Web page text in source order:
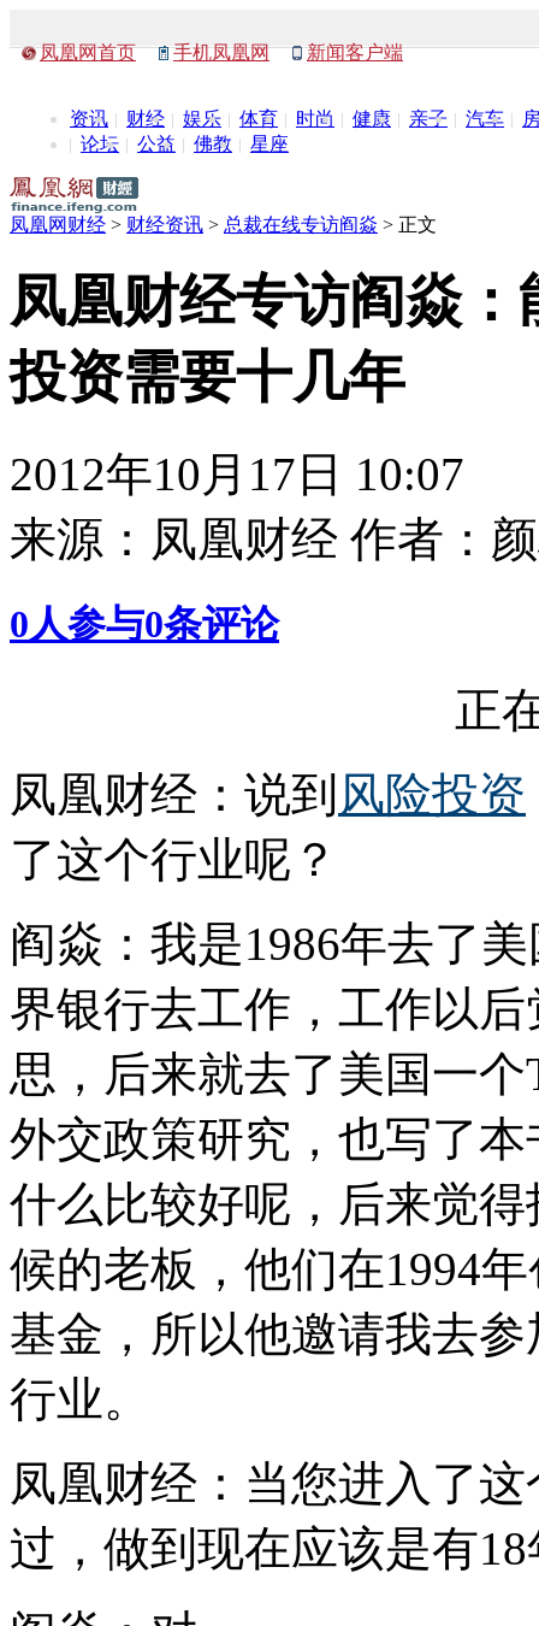
凤凰网首页 手机凤凰网 新闻客户端
资讯 财经 娱乐 体育 时尚 健康 亲子 汽车
论坛
公益 佛教 星座
凤凰网财经 > 财经资讯 > 总裁在线专访阎焱 > 正文
凤凰财经专访阎焱：
投资需要十几年
2012年10月17日 10:07
来源： 凤凰财经 作者：
0人参与0条评论
正
凤凰财经：说到 风险投资
了这个行业呢？
阎焱：我是1986年去了
界银行去工作，工作以
思，后来就去了美国一
外交政策研究，也写了
什么比较好呢，后来觉
候的老板，他们在1994
基金，所以他邀请我去
行业。
凤凰财经：当您进入了
过，做到现在应该是有